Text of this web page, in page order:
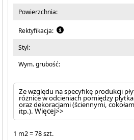
Powierzchnia:
Rektyfikacja:
Styl:
Wym. grubość:
Ze względu na specyfikę produkcji
różnice w odcieniach pomiędzy
oraz dekoracjami (ściennymi,
itp.).Więcej>>
1 m2 = 78 szt.